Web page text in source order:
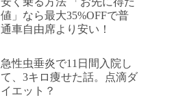
値」なら最大35%OFFで普
通車自由席より安い！
急性虫垂炎で11日間入院し
て、3キロ痩せた話。点滴ダ
イエット？